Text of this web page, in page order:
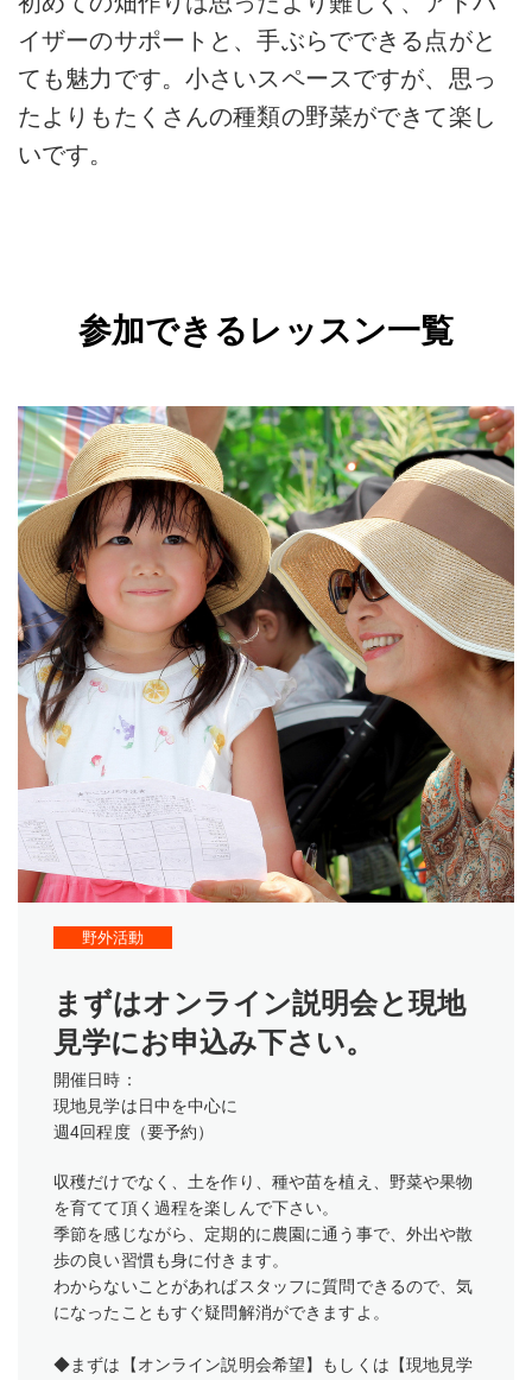
イザーのサポートと、手ぶらでできる点がと
ても魅力です。小さいスペースですが、思っ
たよりもたくさんの種類の野菜ができて楽し
いです。
参加できるレッスン一覧
野外活動
まずはオンライン説明会と現地
見学にお申込み下さい。
開催日時：
現地見学は日中を中心に
週4回程度（要予約）
収穫だけでなく、土を作り、種や苗を植え、野菜や果物
を育てて頂く過程を楽しんで下さい。
季節を感じながら、定期的に農園に通う事で、外出や散
歩の良い習慣も身に付きます。
わからないことがあればスタッフに質問できるので、気
になったこともすぐ疑問解消ができますよ。
◆まずは【オンライン説明会希望】もしくは【現地見学